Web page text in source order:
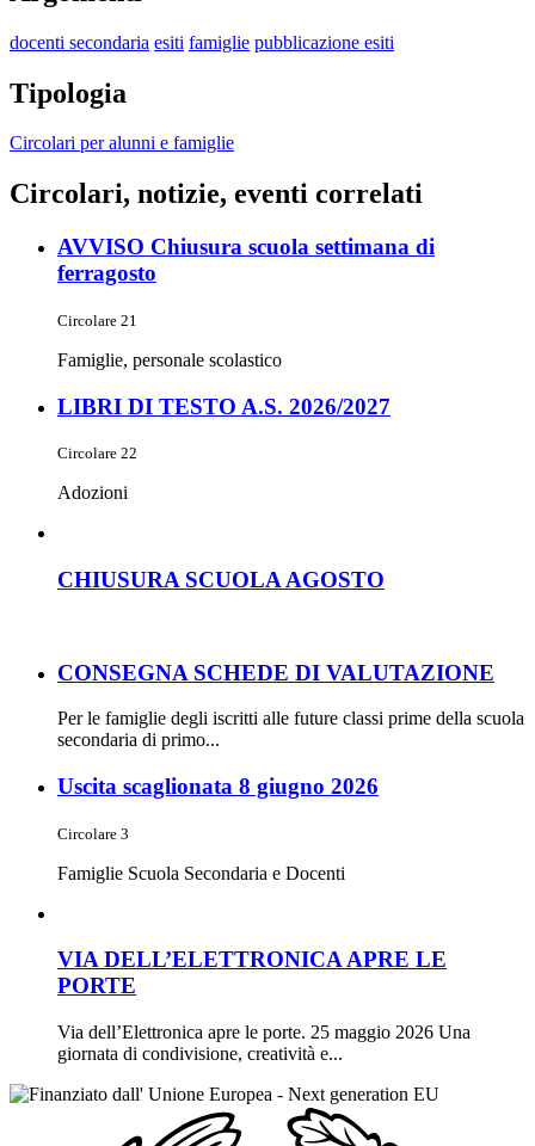
docenti secondaria esiti famiglie pubblicazione esiti
Tipologia
Circolari per alunni e famiglie
Circolari, notizie, eventi correlati
AVVISO Chiusura scuola settimana di
ferragosto
Circolare 21
Famiglie, personale scolastico
LIBRI DI TESTO A.S. 2026/2027
Circolare 22
Adozioni
CHIUSURA SCUOLA AGOSTO
CONSEGNA SCHEDE DI VALUTAZIONE
Per le famiglie degli iscritti alle future classi prime della scuola
secondaria di primo...
Uscita scaglionata 8 giugno 2026
Circolare 3
Famiglie Scuola Secondaria e Docenti
VIA DELL’ELETTRONICA APRE LE
PORTE
Via dell’Elettronica apre le porte. 25 maggio 2026 Una
giornata di condivisione, creatività e...